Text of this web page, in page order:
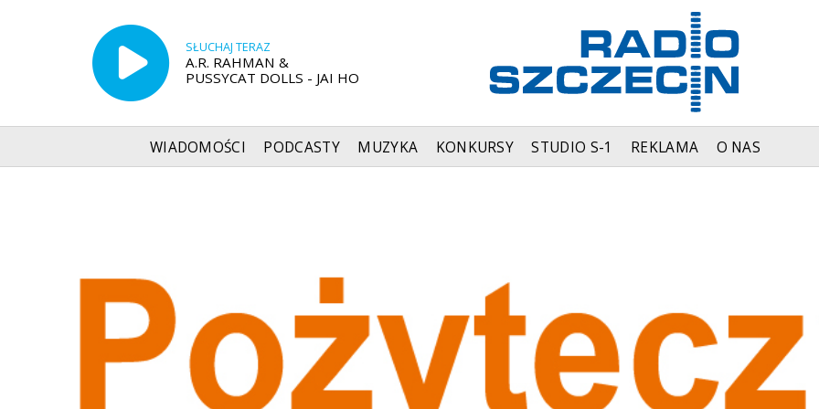
SŁUCHAJ TERAZ
A.R. RAHMAN &
PUSSYCAT DOLLS - JAI HO
WIADOMOŚCI PODCASTY MUZYKA KONKURSY STUDIO S-1 REKLAMA O NAS